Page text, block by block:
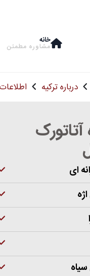
خانه
مشاوره‌ مطمئن
درباره ترکیه
آتاتورک
ای